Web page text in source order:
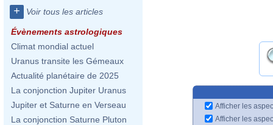
+ Voir tous les articles
Évènements astrologiques
Climat mondial actuel
Uranus transite les Gémeaux
Actualité planétaire de 2025
La conjonction Jupiter Uranus
Jupiter et Saturne en Verseau
La conjonction Saturne Pluton
Afficher les
Afficher les